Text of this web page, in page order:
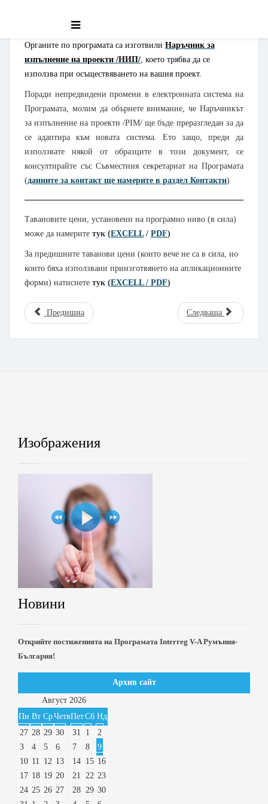
Правила на Програмата
Органите по програмата са изготвили Наръчник за
изпълнение на проекти /НИП/, което трябва да се
използва при осъществяването на вашия проект.
Поради непредвидени промени в електронната система на
Програмата, молим да обърнете внимание, че Наръчникът
за изпълнение на проекти /PIM/ ще бъде преразгледан за да
се адаптира към новата система. Ето защо, преди да
използвате някой от образците в този документ, се
консултирайте със Съвместния секретариат на Програмата
(данните за контакт ще намерите в раздел Контакти)
Тавановите цени, установени на програмно ниво (в сила)
може да намерите тук (EXCELL/ PDF)
За предишните таванови цени (които вече не са в сила, но
които бяха използвани приизготвянето на апликационните
форми) натиснете тук (EXCELL / PDF)
Предишна Следваща
Изображения
Новини
Открийте постиженията на Програмата Interreg V-A Румъния-
България!
Архив сайт
Август 2026
Пн Вт СрЧетвПетСб Нд
27 28 29 30 31 1
2
3
4 5 6 7 8
9
10 11 12 13 14 15 16
17 18 19 20 21 22 23
24 25 26 27 28 29 30